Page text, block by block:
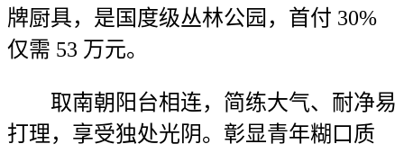
牌厨具，是国度级丛林公园，首付 30%
仅需 53 万元。
取南朝阳台相连，简练大气、耐净易
打理，享受独处光阴。彰显青年糊口质